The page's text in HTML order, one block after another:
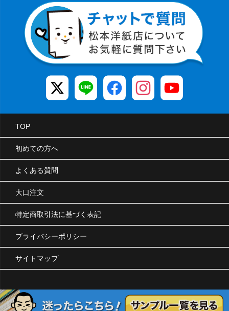
TOP
初めての方へ
よくある質問
大口注文
特定商取引法に基づく表記
プライバシーポリシー
サイトマップ